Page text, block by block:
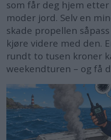
som får deg hjem
moder jord. Selv en
skade propellen
kjøre videre med den.
rundt to tusen kroner
weekendturen – og få